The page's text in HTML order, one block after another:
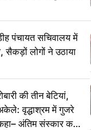
पंचायत सचिवालय में
सैकड़ों लोगों ने उठाया
की तीन बेटियां,
वृद्धाश्रम में गुजरे
अंतिम संस्कार कर